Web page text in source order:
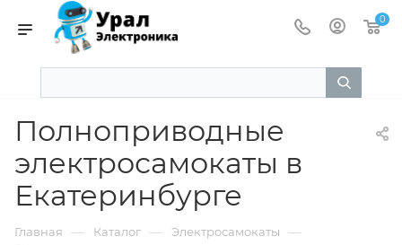
0
Полноприводные
электросамокаты в
Екатеринбурге
Главная — Каталог — Электросамокаты —